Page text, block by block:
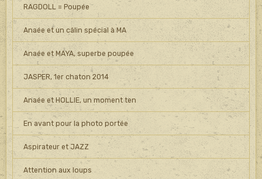
RAGDOLL = Poupée
Anaée et un câlin spécial à MA
Anaée et MAYA, superbe poupée
JASPER, 1er chaton 2014
Anaée et HOLLIE, un moment ten
En avant pour la photo portée
Aspirateur et JAZZ
Attention aux loups